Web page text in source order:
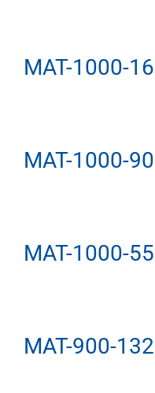
MAT-1000-
MAT-1000-
MAT-1000-
MAT-900-